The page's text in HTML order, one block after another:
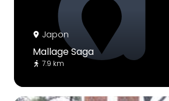
Japon
Mallage Saga
7.9 km